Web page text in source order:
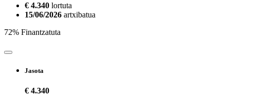
€ 4.340 lortuta
15/06/2026 artxibatua
72% Finantzatuta
Jasota
€ 4.340